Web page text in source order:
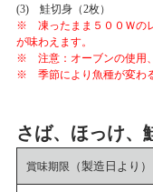
(3) 鮭切身（2枚）
※ 凍ったまま５００Ｗの
が味わえます。
※ 注意：オーブンの使用、
※ 季節により魚種が変わる
さば、ほっけ、
賞味期限 （製造日より）